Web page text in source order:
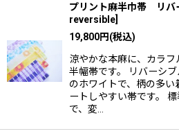
プリント麻半巾帯 リバ
reversible
19,800円(税込)
涼やかな本麻に、カラ
半幅帯です。 リバーシ
のホワイトで、柄の多
ートしやすい帯です。
で、変…